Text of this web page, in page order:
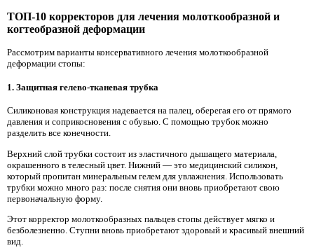
ТОП-10 корректоров для лечения молоткообразной и
когтеобразной деформации
Рассмотрим варианты консервативного лечения молоткообразной
деформации стопы:
1. Защитная гелево-тканевая трубка
Силиконовая конструкция надевается на палец, оберегая его от прямого
давления и соприкосновения с обувью. С помощью трубок можно
разделить все конечности.
Верхний слой трубки состоит из эластичного дышащего материала,
окрашенного в телесный цвет. Нижний — это медицинский силикон,
который пропитан минеральным гелем для увлажнения. Использовать
трубки можно много раз: после снятия они вновь приобретают свою
первоначальную форму.
Этот корректор молоткообразных пальцев стопы действует мягко и
безболезненно. Ступни вновь приобретают здоровый и красивый внешний
вид.